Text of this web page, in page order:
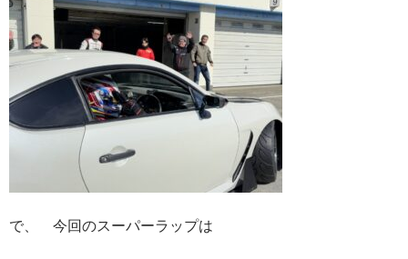
で、 今回のスーパーラップは